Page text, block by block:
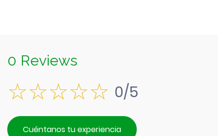
0 Reviews
0/5
Cuéntanos tu experiencia